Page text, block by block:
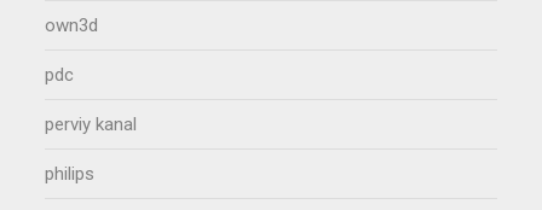
own3d
pdc
perviy kanal
philips